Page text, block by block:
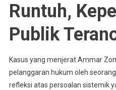
Runtuh,
Publik
Kasus yang menjerat Ammar
pelanggaran hukum oleh
refleksi atas persoalan sistemik